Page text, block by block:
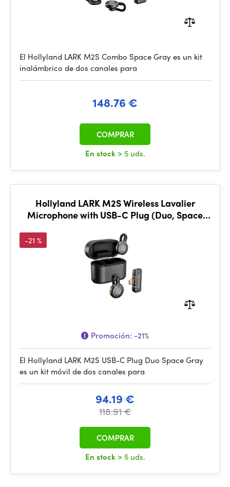
El Hollyland LARK M2S Combo Space Gray es un kit
inalámbrico de dos canales para
148.76 €
En stock > 5 uds.
COMPRAR
Hollyland LARK M2S Wireless Lavalier
Microphone with USB-C Plug (Duo, Space
-21 %
Promoción: -21%
El Hollyland LARK M2S USB-C Plug Duo Space Gray
es un kit móvil de dos canales para
94.19 €
118.91 €
En stock > 5 uds.
COMPRAR